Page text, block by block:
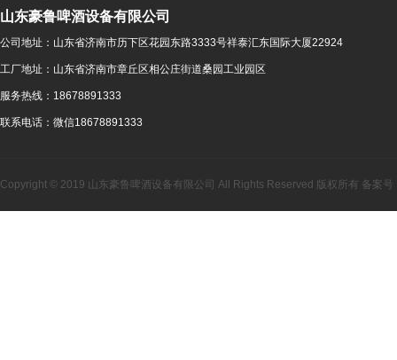
山东豪鲁啤酒设备有限公司
公司地址： 山东省济南市历下区花园东路3333号祥泰汇东国际大厦22924
工厂地址： 山东省济南市章丘区相公庄街道桑园工业园区
服务热线： 18678891333
联系电话： 微信18678891333
Copyright © 2019 山东豪鲁啤酒设备有限公司 All Rights Reserved 版权所有 备案号